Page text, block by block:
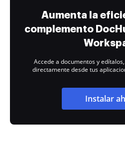
Aumenta la
complemento
Accede a documentos y
directamente desde tus
Instalar